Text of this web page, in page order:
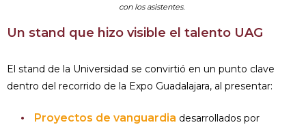
con los asistentes.
Un stand que hizo visible el talento UAG
El stand de la Universidad se convirtió en un punto clave
dentro del recorrido de la Expo Guadalajara, al presentar:
Proyectos de vanguardia desarrollados por